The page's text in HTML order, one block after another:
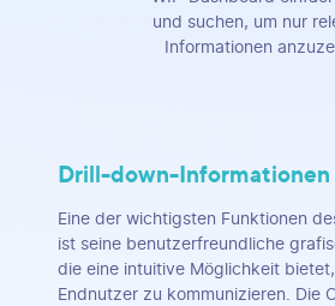
und suchen, um nur
Informationen
Drill-down-Informationen
Eine der wichtigsten Funktionen
ist seine benutzerfreundliche
die eine intuitive Möglichkeit
Endnutzer zu kommunizieren. Die